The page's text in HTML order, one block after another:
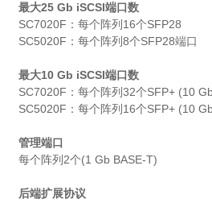
最大25 Gb iSCSI端口数
SC7020F：每个阵列16个SFP28
SC5020F：每个阵列8个SFP28端口
最大10 Gb iSCSI端口数
SC7020F：每个阵列32个SFP+ (10
SC5020F：每个阵列16个SFP+ (10
管理端口
每个阵列2个(1 Gb BASE-T)
后端扩展协议